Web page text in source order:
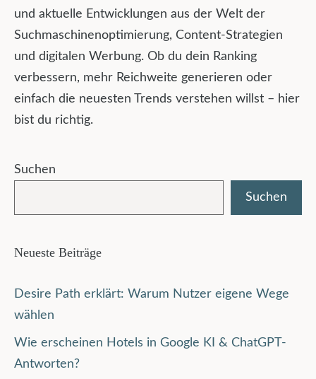
und aktuelle Entwicklungen aus der Welt der
Suchmaschinenoptimierung, Content-Strategien
und digitalen Werbung. Ob du dein Ranking
verbessern, mehr Reichweite generieren oder
einfach die neuesten Trends verstehen willst – hier
bist du richtig.
Suchen
Suchen
Neueste Beiträge
Desire Path erklärt: Warum Nutzer eigene Wege
wählen
Wie erscheinen Hotels in Google KI & ChatGPT-
Antworten?